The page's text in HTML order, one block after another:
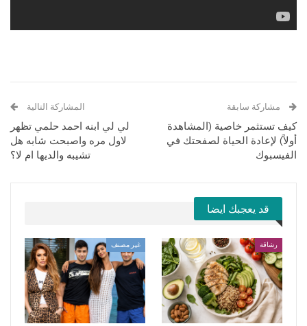
مشاركة سابقة
كيف تستثمر خاصية (المشاهدة
أولاً) لإعادة الحياة لصفحتك في
الفيسبوك
المشاركة التالية
لي لي ابنه احمد حلمي تظهر
لاول مره واصبحت شابه هل
تشيبه والديها ام لا؟
قد يعجبك ايضا
رشاقة غير مصنف